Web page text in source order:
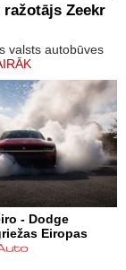
Zeekr
valsts autobūves
- Dodge
Eiropas